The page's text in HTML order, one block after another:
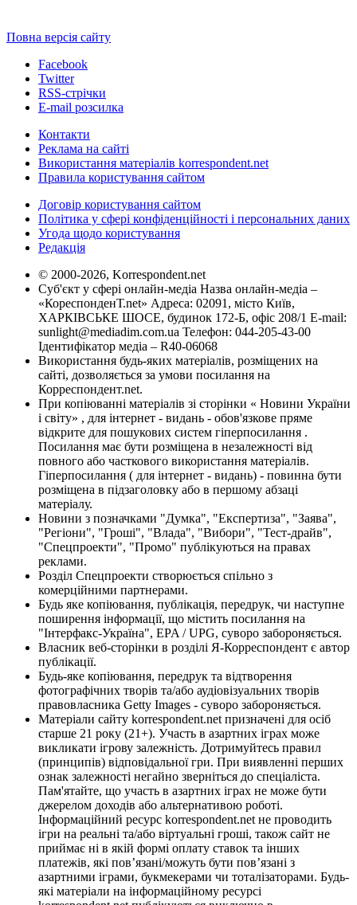
Повна версія сайту
Facebook
Twitter
RSS-стрічки
E-mail розсилка
Контакти
Реклама на сайті
Використання матеріалів korrespondent.net
Правила користування сайтом
Договір користування сайтом
Політика у сфері конфіденційності і персональних даних
Угода щодо користування
Редакція
© 2000-2026, Korrespondent.net
Суб'єкт у сфері онлайн-медіа Назва онлайн-медіа –
«КореспонденТ.net» Адреса: 02091, місто Київ,
ХАРКІВСЬКЕ ШОСЕ, будинок 172-Б, офіс 208/1 E-mail:
sunlight@mediadim.com.ua Телефон: 044-205-43-00
Ідентифікатор медіа – R40-06068
Використання будь-яких матеріалів, розміщених на
сайті, дозволяється за умови посилання на
Корреспондент.net.
При копіюванні матеріалів зі сторінки « Новини України
і світу» , для інтернет - видань - обов'язкове пряме
відкрите для пошукових систем гіперпосилання .
Посилання має бути розміщена в незалежності від
повного або часткового використання матеріалів.
Гіперпосилання ( для інтернет - видань) - повинна бути
розміщена в підзаголовку або в першому абзаці
матеріалу.
Новини з позначками "Думка", "Експертиза", "Заява",
"Регіони", "Гроші", "Влада", "Вибори", "Тест-драйв",
"Спецпроекти", "Промо" публікуються на правах
реклами.
Розділ Спецпроекти створюється спільно з
комерційними партнерами.
Будь яке копіювання, публікація, передрук, чи наступне
поширення інформації, що містить посилання на
"Інтерфакс-Україна", EPA / UPG, суворо забороняється.
Власник веб-сторінки в розділі Я-Корреспондент є автор
публікації.
Будь-яке копіювання, передрук та відтворення
фотографічних творів та/або аудіовізуальних творів
правовласника Getty Images - суворо забороняється.
Матеріали сайту korrespondent.net призначені для осіб
старше 21 року (21+). Участь в азартних іграх може
викликати ігрову залежність. Дотримуйтесь правил
(принципів) відповідальної гри. При виявленні перших
ознак залежності негайно зверніться до спеціаліста.
Пам'ятайте, що участь в азартних іграх не може бути
джерелом доходів або альтернативою роботі.
Інформаційний ресурс korrespondent.net не проводить
ігри на реальні та/або віртуальні гроші, також сайт не
приймає ні в якій формі оплату ставок та інших
платежів, які пов’язані/можуть бути пов’язані з
азартними іграми, букмекерами чи тоталізаторами. Будь-
які матеріали на інформаційному ресурсі